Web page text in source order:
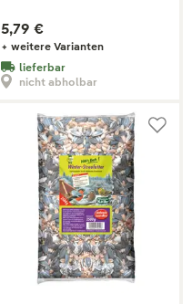
5,79 €
+ weitere Varianten
lieferbar
nicht abholbar